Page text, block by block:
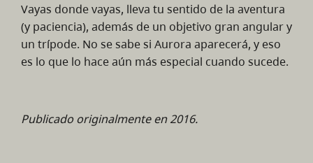
Vayas donde vayas, lleva tu sentido de la aventura
(y paciencia), además de un objetivo gran angular y
un trípode. No se sabe si Aurora aparecerá, y eso
es lo que lo hace aún más especial cuando sucede.
Publicado originalmente en 2016.